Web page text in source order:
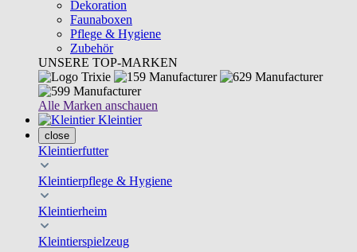
Dekoration
Faunaboxen
Pflege & Hygiene
Zubehör
UNSERE TOP-MARKEN
Alle Marken anschauen
Kleintier
close
Kleintierfutter
Kleintierpflege & Hygiene
Kleintierheim
Kleintierspielzeug